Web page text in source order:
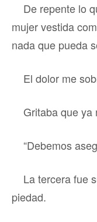
De repente lo
mujer vestida
nada que pueda
El dolor me
Gritaba que ya
“Debemos
La tercera fue
piedad.